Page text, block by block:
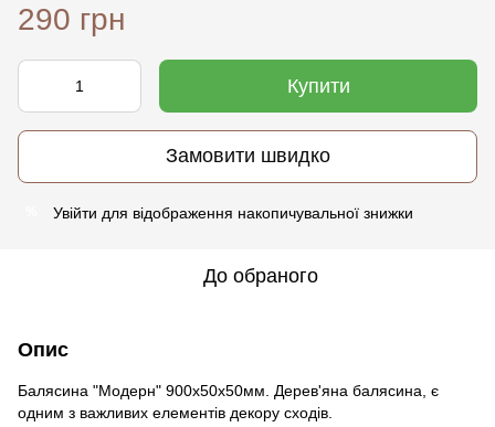
290 грн
Купити
Замовити швидко
Увійти для відображення накопичувальної знижки
До обраного
Опис
Балясина "Модерн" 900х50х50мм. Дерев'яна балясина, є
одним з важливих елементів декору сходів.